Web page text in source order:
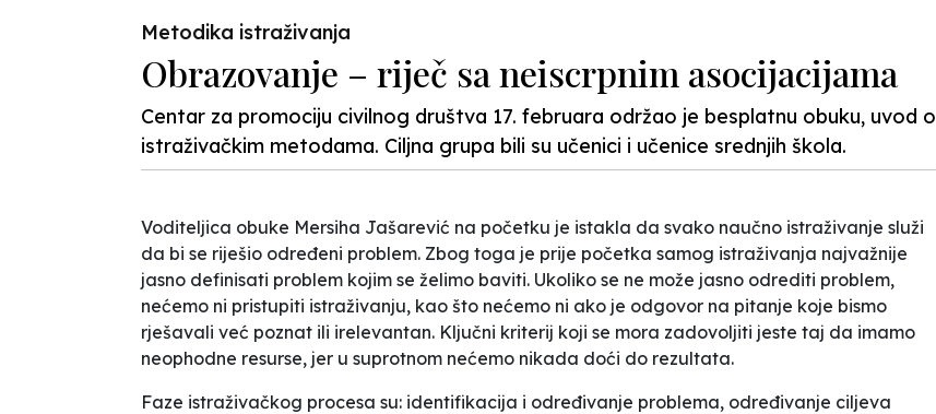
Metodika istraživanja
Obrazovanje – riječ sa neiscrpnim asocijacijama
Centar za promociju civilnog društva 17. februara održao je besplatnu obuku, uvod o
istraživačkim metodama. Ciljna grupa bili su učenici i učenice srednjih škola.
Voditeljica obuke Mersiha Jašarević na početku je istakla da svako naučno istraživanje služi
da bi se riješio određeni problem. Zbog toga je prije početka samog istraživanja najvažnije
jasno definisati problem kojim se želimo baviti. Ukoliko se ne može jasno odrediti problem,
nećemo ni pristupiti istraživanju, kao što nećemo ni ako je odgovor na pitanje koje bismo
rješavali već poznat ili irelevantan. Ključni kriterij koji se mora zadovoljiti jeste taj da imamo
neophodne resurse, jer u suprotnom nećemo nikada doći do rezultata.
Faze istraživačkog procesa su: identifikacija i određivanje problema, određivanje ciljeva